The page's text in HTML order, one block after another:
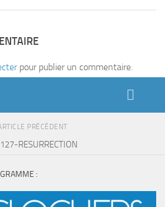
pour publier un commentaire.
PRÉCÉDENT
RESURRECTION
: